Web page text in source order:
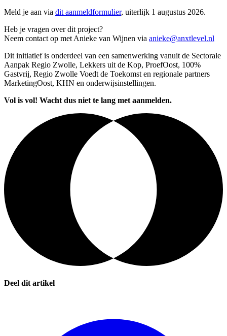
Meld je aan via dit aanmeldformulier, uiterlijk 1 augustus 2026.
Heb je vragen over dit project?
Neem contact op met Anieke van Wijnen via anieke@anxtlevel.nl
Dit initiatief is onderdeel van een samenwerking vanuit de Sectorale
Aanpak Regio Zwolle, Lekkers uit de Kop, ProefOost, 100%
Gastvrij, Regio Zwolle Voedt de Toekomst en regionale partners
MarketingOost, KHN en onderwijsinstellingen.
Vol is vol! Wacht dus niet te lang met aanmelden.
Deel dit artikel